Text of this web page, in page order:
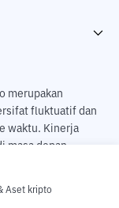
merupakan
fluktuatif dan
waktu. Kinerja
masa depan.
membeli dan
tidak
Aset kripto